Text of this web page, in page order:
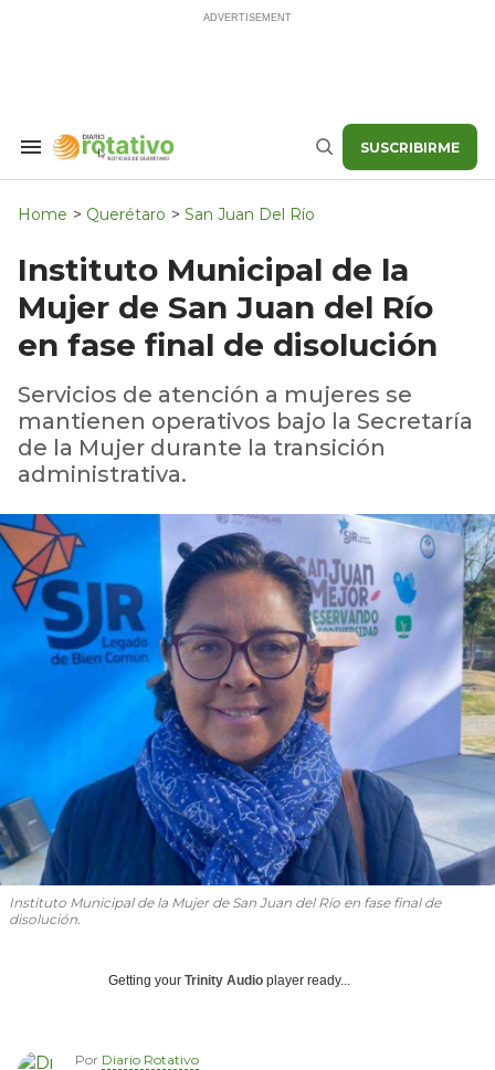
Search
Navigation
Buscar SUSCRIBIRME
Home > Querétaro > San Juan Del Río
Instituto Municipal de la
Mujer de San Juan del Río
en fase final de disolución
Servicios de atención a mujeres se
mantienen operativos bajo la Secretaría
de la Mujer durante la transición
administrativa.
Instituto Municipal de la Mujer de San Juan del Río en fase final de
disolución.
Getting your Trinity Audio player ready...
Por Diario Rotativo